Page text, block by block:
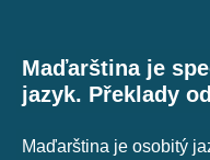
Maďarština je
jazyk. Překlady
Maďarština je osobitý